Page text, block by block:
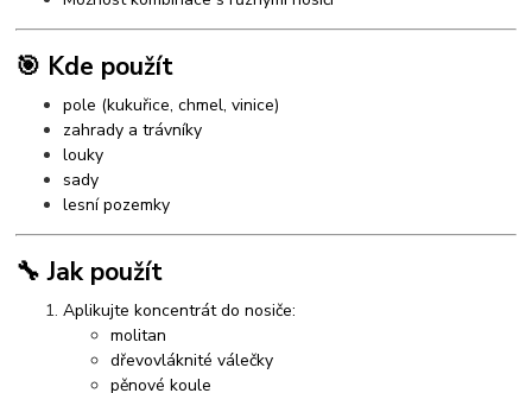
🎯 Kde použít
pole (kukuřice, chmel, vinice)
zahrady a trávníky
louky
sady
lesní pozemky
🔧 Jak použít
Aplikujte koncentrát do nosiče:
molitan
dřevovláknité válečky
pěnové koule